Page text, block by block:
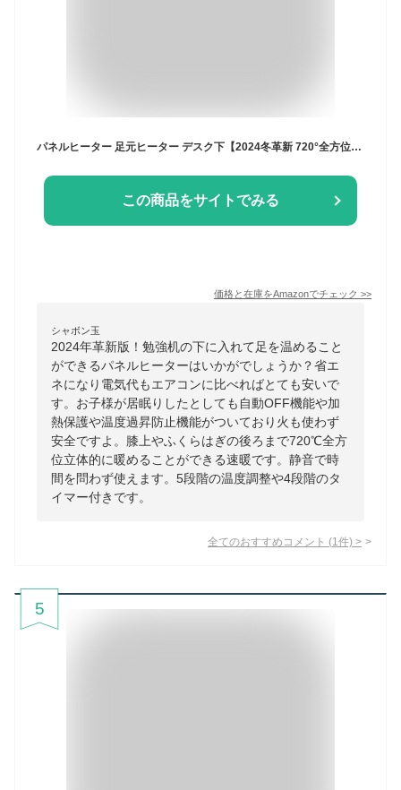
パネルヒーター 足元ヒーター デスク下【2024冬革新 720°全方位立体集熱】デスクヒーター 4段階タイマー 5段階温度調節 過熱保護 温度過昇防止 自動OFF機能 電気足温器 速暖 静音 省エネ 冷え対策 暖房器具 部屋/オフィス/ペットなどに適用 日本語説明書付き(グレー）
この商品をサイトでみる
価格と在庫をAmazonでチェック >>
シャボン玉
2024年革新版！勉強机の下に入れて足を温めること
ができるパネルヒーターはいかがでしょうか？省エ
ネになり電気代もエアコンに比べればとても安いで
す。お子様が居眠りしたとしても自動OFF機能や加
熱保護や温度過昇防止機能がついており火も使わず
安全ですよ。膝上やふくらはぎの後ろまで720℃全方
位立体的に暖めることができる速暖です。静音で時
間を問わず使えます。5段階の温度調整や4段階のタ
イマー付きです。
全てのおすすめコメント (1 件) >
5